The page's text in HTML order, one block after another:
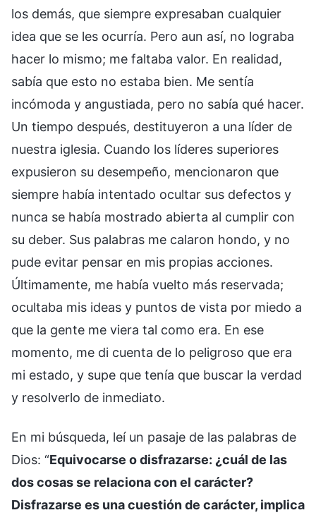
los demás, que siempre expresaban cualquier
idea que se les ocurría. Pero aun así, no lograba
hacer lo mismo; me faltaba valor. En realidad,
sabía que esto no estaba bien. Me sentía
incómoda y angustiada, pero no sabía qué hacer.
Un tiempo después, destituyeron a una líder de
nuestra iglesia. Cuando los líderes superiores
expusieron su desempeño, mencionaron que
siempre había intentado ocultar sus defectos y
nunca se había mostrado abierta al cumplir con
su deber. Sus palabras me calaron hondo, y no
pude evitar pensar en mis propias acciones.
Últimamente, me había vuelto más reservada;
ocultaba mis ideas y puntos de vista por miedo a
que la gente me viera tal como era. En ese
momento, me di cuenta de lo peligroso que era
mi estado, y supe que tenía que buscar la verdad
y resolverlo de inmediato.
En mi búsqueda, leí un pasaje de las palabras de
Dios: “Equivocarse o disfrazarse: ¿cuál de las
dos cosas se relaciona con el carácter?
Disfrazarse es una cuestión de carácter, implica